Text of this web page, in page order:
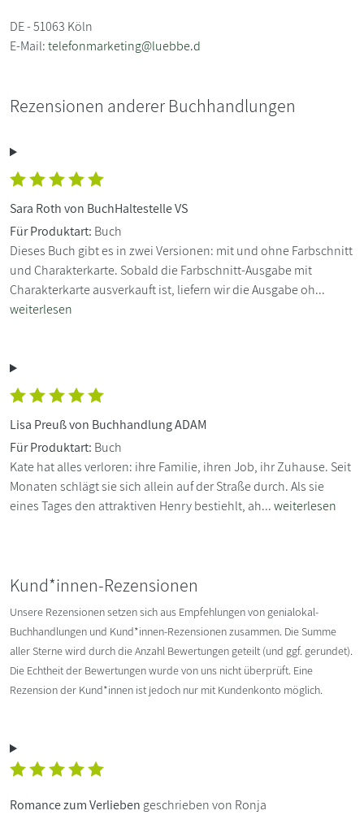
DE - 51063 Köln
E-Mail:telefonmarketing@luebbe.d
Rezensionen anderer Buchhandlungen
Sara Roth von BuchHaltestelle VS
Für Produktart: Buch
Dieses Buch gibt es in zwei Versionen: mit und ohne Farbschnitt
und Charakterkarte. Sobald die Farbschnitt-Ausgabe mit
Charakterkarte ausverkauft ist, liefern wir die Ausgabe oh...
weiterlesen
Lisa Preuß von Buchhandlung ADAM
Für Produktart: Buch
Kate hat alles verloren: ihre Familie, ihren Job, ihr Zuhause. Seit
Monaten schlägt sie sich allein auf der Straße durch. Als sie
eines Tages den attraktiven Henry bestiehlt, ah...weiterlesen
Kund*innen-Rezensionen
Unsere Rezensionen setzen sich aus Empfehlungen von genialokal-
Buchhandlungen und Kund*innen-Rezensionen zusammen. Die Summe
aller Sterne wird durch die Anzahl Bewertungen geteilt (und ggf. gerundet).
Die Echtheit der Bewertungen wurde von uns nicht überprüft. Eine
Rezension der Kund*innen ist jedoch nur mit Kundenkonto möglich.
Romance zum Verlieben geschrieben von Ronja